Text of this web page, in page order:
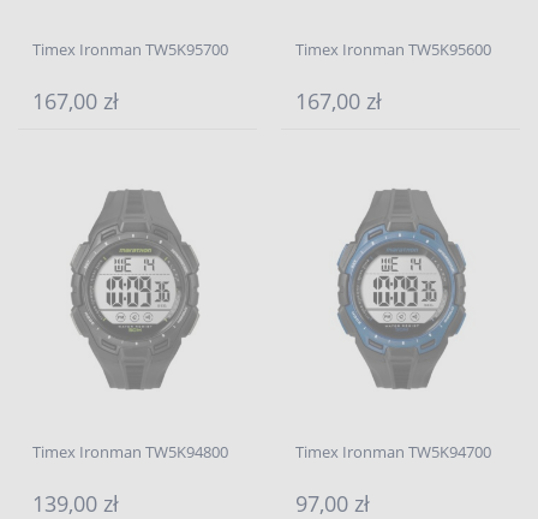
Timex Ironman TW5K95700
167,00 zł
Timex Ironman TW5K95600
167,00 zł
Timex Ironman TW5K94800
139,00 zł
Timex Ironman TW5K94700
97,00 zł